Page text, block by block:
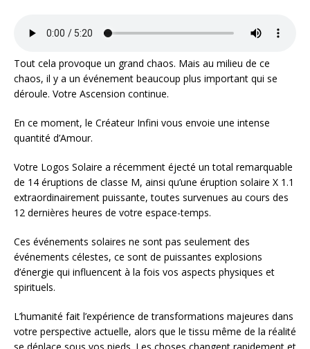
Tout cela provoque un grand chaos. Mais au milieu de ce
chaos, il y a un événement beaucoup plus important qui se
déroule. Votre Ascension continue.
En ce moment, le Créateur Infini vous envoie une intense
quantité d’Amour.
Votre Logos Solaire a récemment éjecté un total remarquable
de 14 éruptions de classe M, ainsi qu’une éruption solaire X 1.1
extraordinairement puissante, toutes survenues au cours des
12 dernières heures de votre espace-temps.
Ces événements solaires ne sont pas seulement des
événements célestes, ce sont de puissantes explosions
d’énergie qui influencent à la fois vos aspects physiques et
spirituels.
L’humanité fait l’expérience de transformations majeures dans
votre perspective actuelle, alors que le tissu même de la réalité